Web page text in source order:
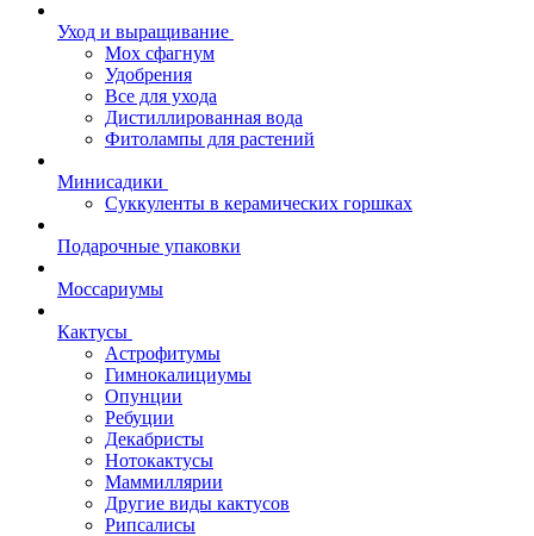
Уход и выращивание
Мох сфагнум
Удобрения
Все для ухода
Дистиллированная вода
Фитолампы для растений
Минисадики
Суккуленты в керамических горшках
Подарочные упаковки
Моссариумы
Кактусы
Астрофитумы
Гимнокалициумы
Опунции
Ребуции
Декабристы
Нотокактусы
Маммиллярии
Другие виды кактусов
Рипсалисы